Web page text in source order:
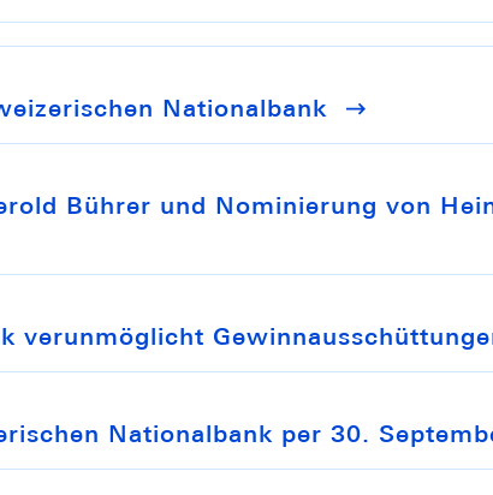
Nationalbank
Bührer und Nominierung von
verunmöglicht
Nationalbank per 30.